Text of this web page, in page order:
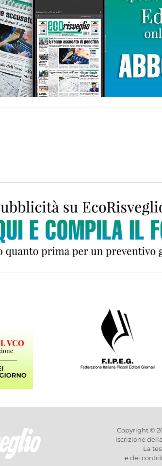
Copyright ©
iscrizione
La
e dei